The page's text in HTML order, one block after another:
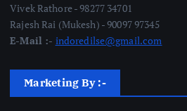
Vivek Rathore - 98277 34701
Rajesh Rai (Mukesh) - 90097 97345
E-Mail :- indoredilse@gmail.com
Marketing By :-